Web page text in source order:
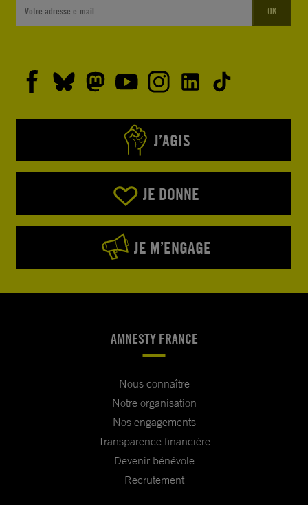
OK
J’AGIS
JE DONNE
JE M’ENGAGE
AMNESTY FRANCE
Nous connaître
Notre organisation
Nos engagements
Transparence financière
Devenir bénévole
Recrutement